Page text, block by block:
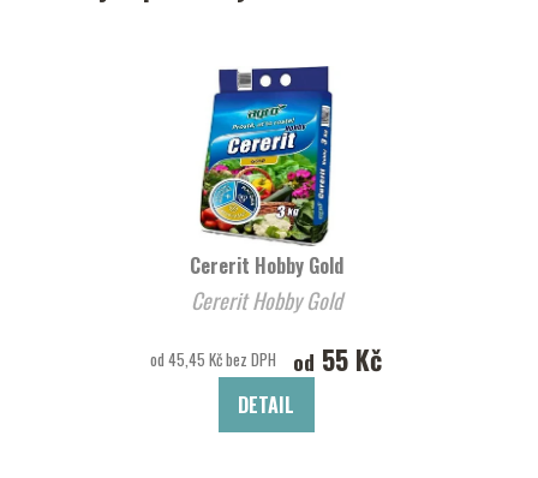
Cererit Hobby Gold
Cererit Hobby Gold
od 45,45 Kč bez DPH od 55 Kč
DETAIL